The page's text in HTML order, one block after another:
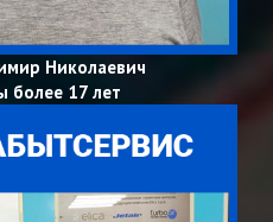
Николаевич
более 17 лет